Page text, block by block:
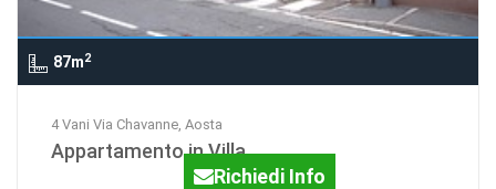
87m2
4 Vani Via Chavanne, Aosta
Appartamento in Villa
Richiedi Info